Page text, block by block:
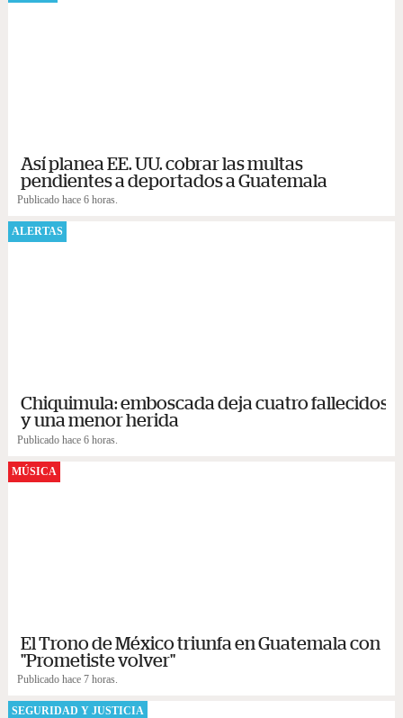
Así planea EE. UU. cobrar las multas
pendientes a deportados a Guatemala
Publicado hace 6 horas.
ALERTAS
Chiquimula: emboscada deja cuatro fallecidos
y una menor herida
Publicado hace 6 horas.
MÚSICA
El Trono de México triunfa en Guatemala con
"Prometiste volver"
Publicado hace 7 horas.
SEGURIDAD Y JUSTICIA